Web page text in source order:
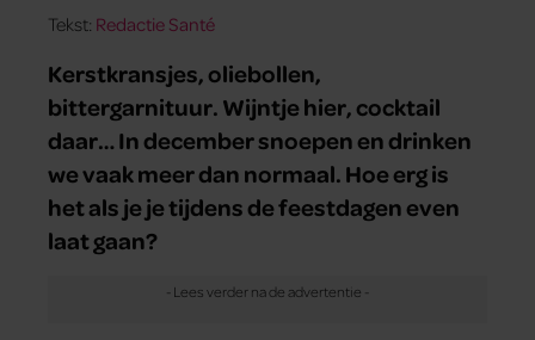
Tekst: Redactie Santé
Kerstkransjes, oliebollen,
bittergarnituur. Wijntje hier, cocktail
daar… In december snoepen en drinken
we vaak meer dan normaal. Hoe erg is
het als je je tijdens de feestdagen even
laat gaan?